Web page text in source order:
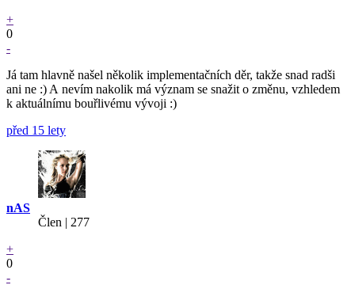
+
0
-
Já tam hlavně našel několik implementačních děr, takže snad radši
ani ne :) A nevím nakolik má význam se snažit o změnu, vzhledem
k aktuálnímu bouřlivému vývoji :)
před 15 lety
nAS
Člen | 277
+
0
-